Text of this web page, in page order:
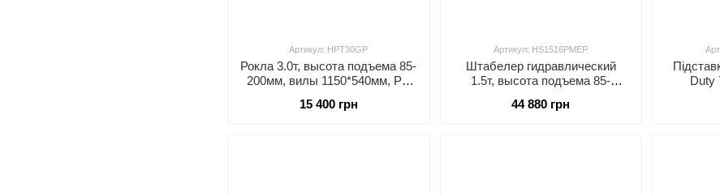
Артикул: HPT30GP
Рокла 3.0т, высота подъема 85-
200мм, вилы 1150*540мм, PU
15 400 грн
Артикул: HS1516PMEP
Штабелер гидравлический
1.5т, высота подъема 85-
PU ролики, под европаллеты
44 880 грн
Duty